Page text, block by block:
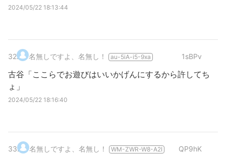
2024/05/22 18:13:44
32. 名無しですよ、名無し！ au-5iA-i5-9xa 1sBPv
古谷「ここらでお遊びはいいかげんにするから許してち
ょ」
2024/05/22 18:16:40
33. 名無しですよ、名無し！ WM-ZWR-W8-A2I QP9hK